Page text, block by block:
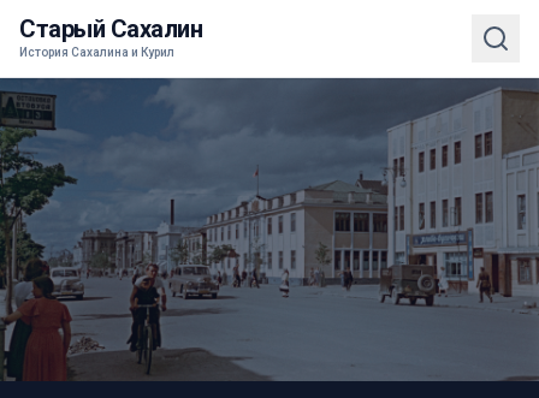
Старый Сахалин
История Сахалина и Курил